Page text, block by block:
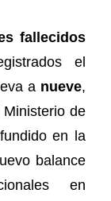
fallecidos
el
a nueve,
de
en la
balance
en